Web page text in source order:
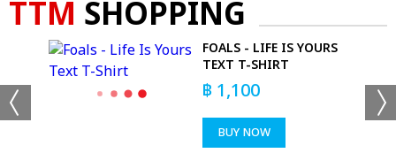
TTM SHOPPING
FOALS - LIFE IS YOURS
TEXT T-SHIRT
฿ 1,100
BUY NOW